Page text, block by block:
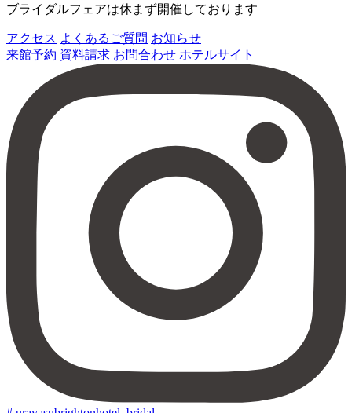
ブライダルフェアは休まず開催しております
アクセス よくあるご質問 お知らせ
来館予約 資料請求 お問合わせ ホテルサイト